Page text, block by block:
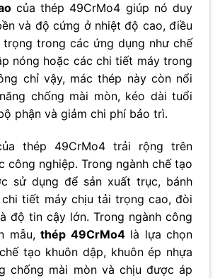
của thép 49CrMo4 giúp nó duy
và độ cứng ở nhiệt độ cao, điều
trọng trong các ứng dụng như chế
nóng hoặc các chi tiết máy trong
chỉ vậy, mác thép này còn nổi
chống mài mòn, kéo dài tuổi
phận và giảm chi phí bảo trì.
thép 49CrMo4 trải rộng trên
công nghiệp. Trong ngành chế tạo
sử dụng để sản xuất trục, bánh
tiết máy chịu tải trọng cao, đòi
độ tin cậy lớn. Trong ngành công
mẫu,thép 49CrMo4là lựa chọn
tạo khuôn dập, khuôn ép nhựa
chống mài mòn và chịu được áp